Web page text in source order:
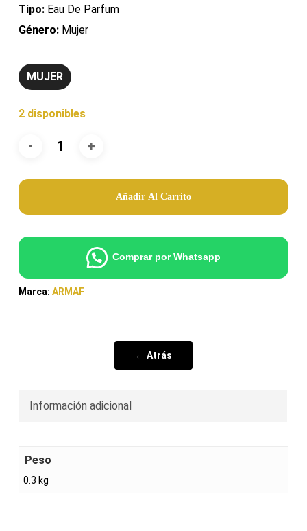
Tipo:Eau De Parfum
Género:Mujer
MUJER
2 disponibles
Añadir Al Carrito
Comprar por Whatsapp
Marca: ARMAF
← Atrás
Información adicional
Peso
0.3 kg